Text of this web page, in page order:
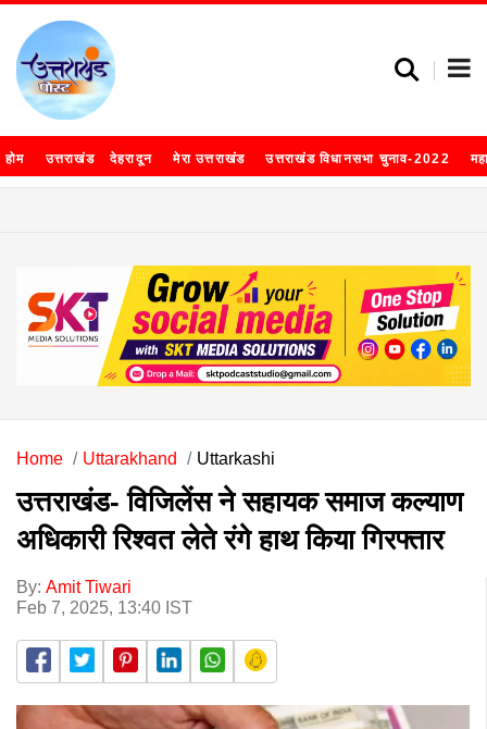
होम उत्तराखंड देहरादून मेरा उत्तराखंड उत्तराखंड विधानसभा चुनाव-2022
Home Uttarakhand Uttarkashi
उत्तराखंड- विजिलेंस ने सहायक समाज कल्याण
अधिकारी रिश्वत लेते रंगे हाथ किया गिरफ्तार
By: Amit Tiwari
Feb 7, 2025, 13:40 IST